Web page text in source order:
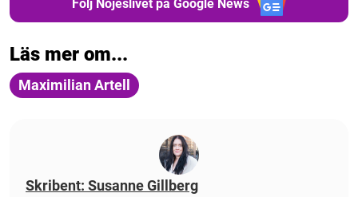
Följ Nöjeslivet på Google News
Läs mer om...
Maximilian Artell
Skribent: Susanne Gillberg